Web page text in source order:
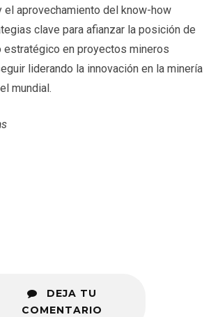
el aprovechamiento del know-how
clave para afianzar la posición de
estratégico en proyectos mineros
liderando la innovación en la minería
mundial.
DEJA TU
COMENTARIO